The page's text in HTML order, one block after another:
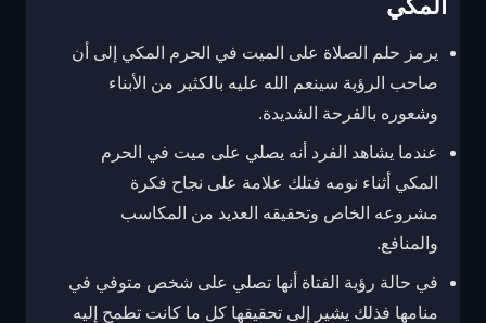
المكي
يرمز حلم الصلاة على الميت في الحرم المكي إلى أن
صاحب الرؤية سينعم الله عليه بالكثير من الأبناء
وشعوره بالفرحة الشديدة.
عندما يشاهد الفرد أنه يصلي على ميت في الحرم
المكي أثناء نومه فتلك علامة على نجاح فكرة
مشروعه الخاص وتحقيقه العديد من المكاسب
والمنافع.
في حالة رؤية الفتاة أنها تصلي على شخص متوفي في
منامها فذلك يشير إلى تحقيقها كل ما كانت تطمح إليه